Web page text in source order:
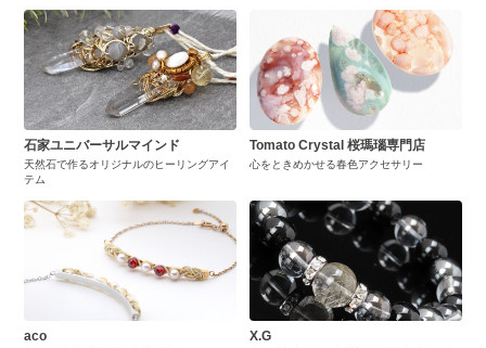
石家ユニバーサルマインド
天然石で作るオリジナルのヒーリングアイ
テム
Tomato Crystal 桜瑪瑙専門店
心をときめかせる春色アクセサリー
aco X.G